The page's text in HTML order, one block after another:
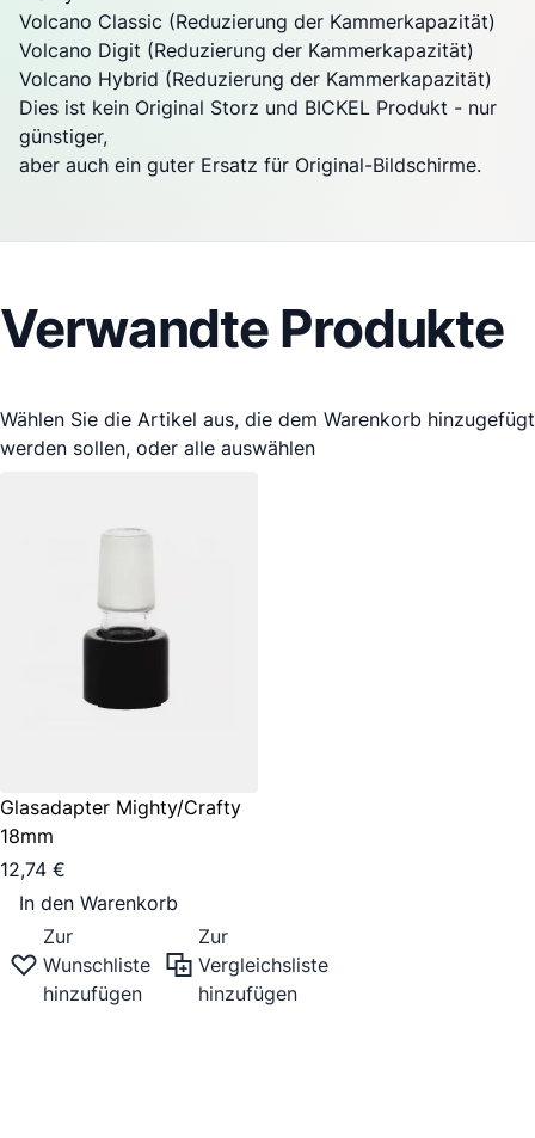
Volcano Classic (Reduzierung der Kammerkapazität)
Volcano Digit (Reduzierung der Kammerkapazität)
Volcano Hybrid (Reduzierung der Kammerkapazität)
Dies ist kein Original Storz und BICKEL Produkt - nur
günstiger,
aber auch ein guter Ersatz für Original-Bildschirme.
Verwandte Produkte
Wählen Sie die Artikel aus, die dem Warenkorb hinzugefügt
werden sollen, oder alle auswählen
Glasadapter Mighty/Crafty
18mm
12,74 €
In den Warenkorb
Zur
Wunschliste
hinzufügen
Zur
Vergleichsliste
hinzufügen